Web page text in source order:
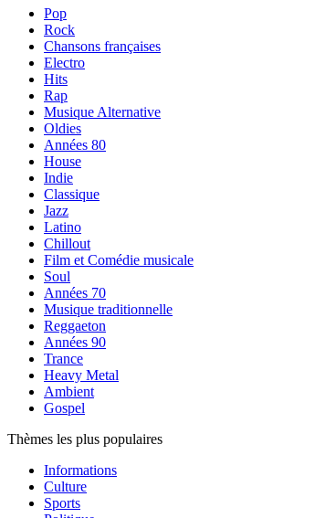
Pop
Rock
Chansons françaises
Electro
Hits
Rap
Musique Alternative
Oldies
Années 80
House
Indie
Classique
Jazz
Latino
Chillout
Film et Comédie musicale
Soul
Années 70
Musique traditionnelle
Reggaeton
Années 90
Trance
Heavy Metal
Ambient
Gospel
Thèmes les plus populaires
Informations
Culture
Sports